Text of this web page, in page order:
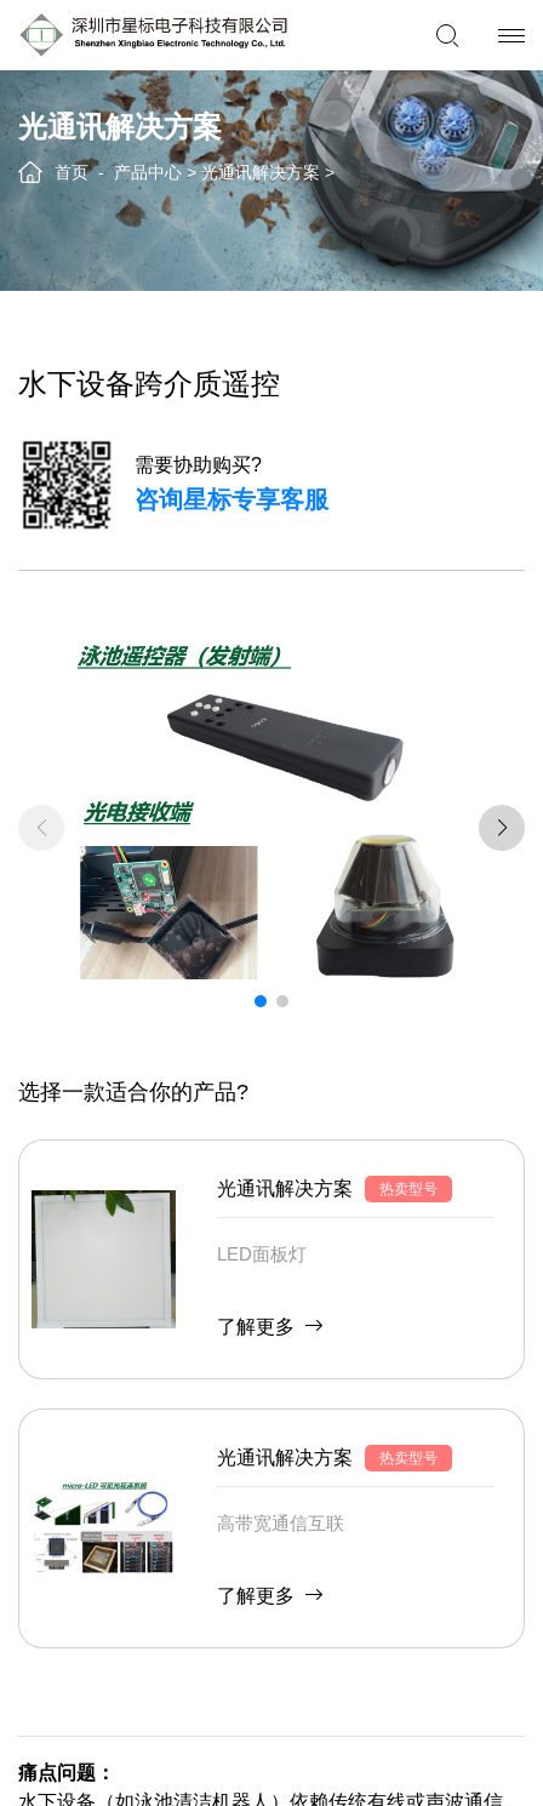
光通讯解决方案
首页 产品中心 > 光通讯解决方案 >
水下设备跨介质遥控
需要协助购买?
咨询星标专享客服
选择一款适合你的产品?
光通讯解决方案 热卖型号
LED面板灯
了解更多
光通讯解决方案 热卖型号
高带宽通信互联
了解更多
痛点问题：
水下设备（如泳池清洁机器人）依赖传统有线或声波通信，